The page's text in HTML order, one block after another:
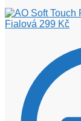
Fialová 299 Kč